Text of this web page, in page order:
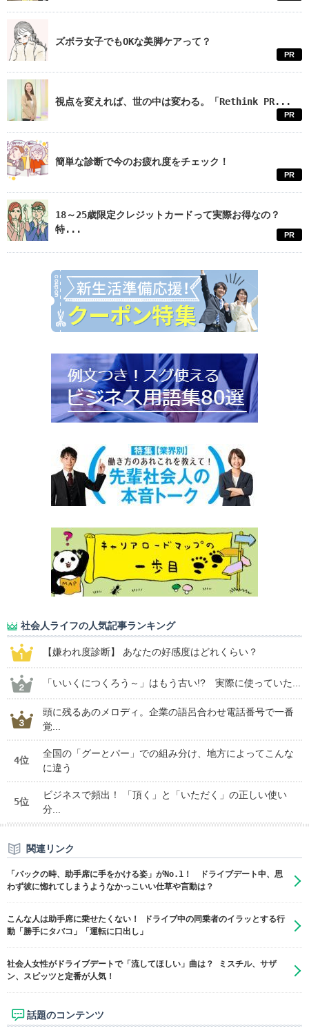
ズボラ女子でもOKな美脚ケアって？
PR
視点を変えれば、世の中は変わる。「Rethink PR...
PR
簡単な診断で今のお疲れ度をチェック！
PR
18～25歳限定クレジットカードって実際お得なの？
特...
PR
社会人ライフの人気記事ランキング
【嫌われ度診断】 あなたの好感度はどれくらい？
「いいくにつくろう～」はもう古い!? 実際に使っていた...
頭に残るあのメロディ。企業の語呂合わせ電話番号で一番
覚...
4位
全国の「グーとパー」での組み分け、地方によってこんな
に違う
5位
ビジネスで頻出！ 「頂く」と「いただく」の正しい使い
分...
関連リンク
「バックの時、助手席に手をかける姿」がNo.1！ ドライブデート中、思
わず彼に惚れてしまうようなかっこいい仕草や言動は？
こんな人は助手席に乗せたくない！ ドライブ中の同乗者のイラッとする行
動「勝手にタバコ」「運転に口出し」
社会人女性がドライブデートで「流してほしい」曲は？ ミスチル、サザ
ン、スピッツと定番が人気！
話題のコンテンツ